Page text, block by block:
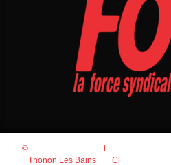
© 2026 Agence Web Thonon Les
Thonon Les Bains
Clic And Go